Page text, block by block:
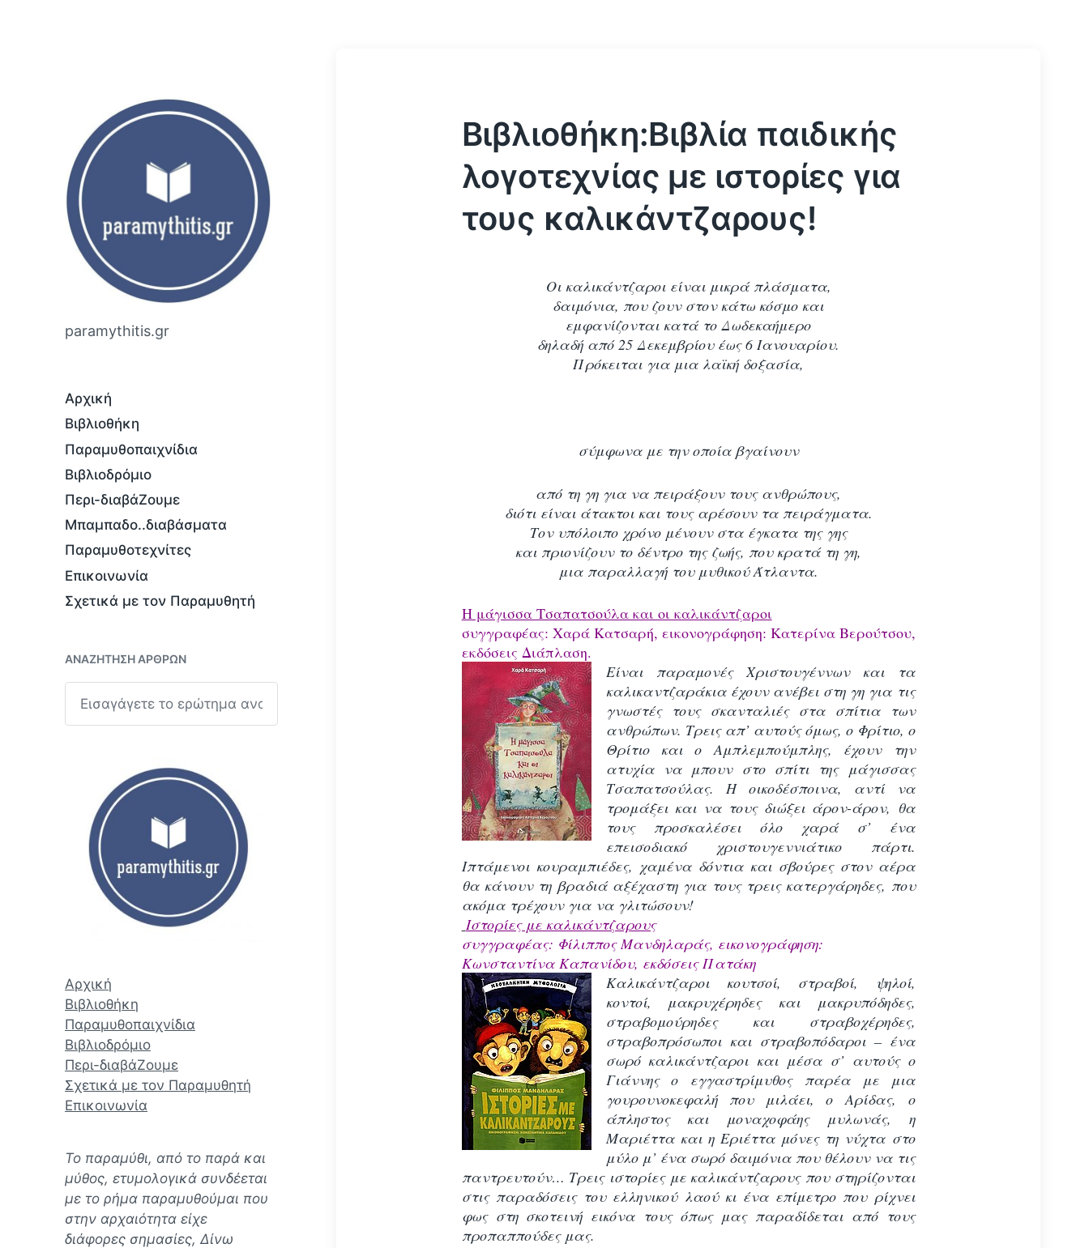
paramythitis.gr
Αρχική
Βιβλιοθήκη
Παραμυθοπαιχνίδια
Βιβλιοδρόμιο
Περι-διαβάΖουμε
Μπαμπαδο..διαβάσματα
Παραμυθοτεχνίτες
Επικοινωνία
Σχετικά με τον Παραμυθητή
ΑΝΑΖΉΤΗΣΗ ΆΡΘΡΩΝ
Αρχική
Βιβλιοθήκη
Παραμυθοπαιχνίδια
Βιβλιοδρόμιο
Περι-διαβάΖουμε
Σχετικά με τον Παραμυθητή
Επικοινωνία
Το παραμύθι, από το παρά και
μύθος, ετυμολογικά συνδέεται
με το ρήμα παραμυθούμαι που
στην αρχαιότητα είχε
διάφορες σημασίες, Δίνω
Βιβλιοθήκη:Βιβλία παιδικής
λογοτεχνίας με ιστορίες για
τους καλικάντζαρους!
Οι καλικάντζαροι είναι μικρά πλάσματα,
δαιμόνια, που ζουν στον κάτω κόσμο και
εμφανίζονται κατά το Δωδεκαήμερο
δηλαδή από 25 Δεκεμβρίου έως 6 Ιανουαρίου.
Πρόκειται για μια λαϊκή δοξασία,
σύμφωνα με την οποία βγαίνουν
από τη γη για να πειράξουν τους ανθρώπους,
διότι είναι άτακτοι και τους αρέσουν τα πειράγματα.
Τον υπόλοιπο χρόνο μένουν στα έγκατα της γης
και πριονίζουν το δέντρο της ζωής, που κρατά τη γη,
μια παραλλαγή του μυθικού Άτλαντα.
Η μάγισσα Τσαπατσούλα και οι καλικάντζαροι
συγγραφέας: Χαρά Κατσαρή, εικονογράφηση: Κατερίνα Βερούτσου,
εκδόσεις Διάπλαση.
Είναι παραμονές Χριστουγέννων και τα
καλικαντζαράκια έχουν ανέβει στη γη για τις
γνωστές τους σκανταλιές στα σπίτια των
ανθρώπων. Τρεις απ’ αυτούς όμως, ο Φρίτιο, ο
Θρίτιο και ο Αμπλεμπούμπλης, έχουν την
ατυχία να μπουν στο σπίτι της μάγισσας
Τσαπατσούλας. Η οικοδέσποινα, αντί να
τρομάξει και να τους διώξει άρον-άρον, θα
τους προσκαλέσει όλο χαρά σ’ ένα
επεισοδιακό χριστουγεννιάτικο πάρτι.
Ιπτάμενοι κουραμπιέδες, χαμένα δόντια και σβούρες στον αέρα
θα κάνουν τη βραδιά αξέχαστη για τους τρεις κατεργάρηδες, που
ακόμα τρέχουν για να γλιτώσουν!
Ιστορίες με καλικάντζαρους
συγγραφέας: Φίλιππος Μανδηλαράς, εικονογράφηση:
Κωνσταντίνα Καπανίδου, εκδόσεις Πατάκη
Καλικάντζαροι κουτσοί, στραβοί, ψηλοί,
κοντοί, μακρυχέρηδες και μακρυπόδηδες,
στραβομούρηδες και στραβοχέρηδες,
στραβοπρόσωποι και στραβοπόδαροι – ένα
σωρό καλικάντζαροι και μέσα σ’ αυτούς ο
Γιάννης ο εγγαστρίμυθος παρέα με μια
γουρουνοκεφαλή που μιλάει, ο Αρίδας, ο
άπληστος και μοναχοφάης μυλωνάς, η
Μαριέττα και η Εριέττα μόνες τη νύχτα στο
μύλο μ’ ένα σωρό δαιμόνια που θέλουν να τις
παντρευτούν… Τρεις ιστορίες με καλικάντζαρους που στηρίζονται
στις παραδόσεις του ελληνικού λαού κι ένα επίμετρο που ρίχνει
φως στη σκοτεινή εικόνα τους όπως μας παραδίδεται από τους
προπαππούδες μας.